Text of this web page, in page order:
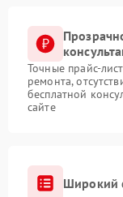
Точные прайс-
ремонта,
бесплатной
сайте
Широкий